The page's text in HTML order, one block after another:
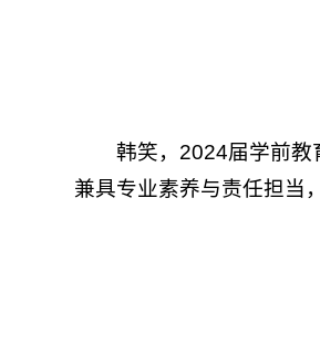
韩笑，2024届学前教
兼具专业素养与责任担当